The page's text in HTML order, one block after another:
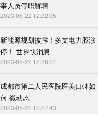
事人员停职解聘
2023-05-22 12:32:05
新能源规划披露！多支电力股涨
停！ 世界快消息
2023-05-22 12:28:04
成都市第二人民医院医美口碑如
何 微动态
2023-05-22 12:27:43